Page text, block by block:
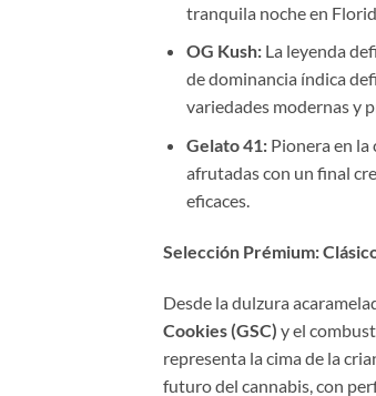
tranquila noche en
OG Kush:La leyenda
de dominancia índica
variedades modernas y
Gelato 41:Pionera en la
afrutadas con un final
eficaces.
Selección Prémium:
Desde la dulzura
Cookies (GSC) y el
representa la cima de la
futuro del cannabis, con